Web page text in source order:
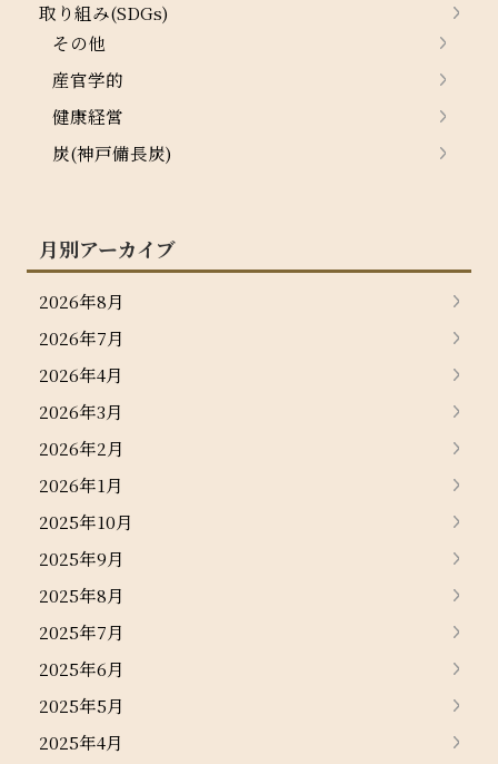
取り組み(SDGs)
その他
産官学的
健康経営
炭(神戸備長炭)
月別アーカイブ
2026年8月
2026年7月
2026年4月
2026年3月
2026年2月
2026年1月
2025年10月
2025年9月
2025年8月
2025年7月
2025年6月
2025年5月
2025年4月